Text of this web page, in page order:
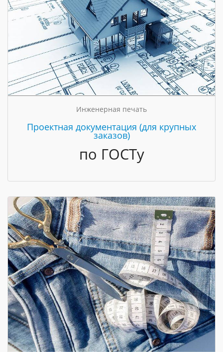
Инженерная печать
Проектная документация (для крупных
заказов)
по ГОСТу